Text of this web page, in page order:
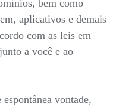
bem como
aplicativos e demais
com as leis em
a você e ao
vontade,